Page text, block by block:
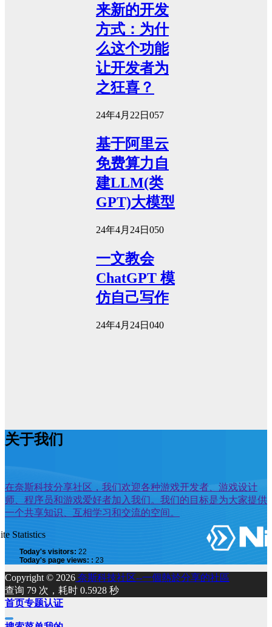
来新的开发
方式：为什
么这个功能
让开发者为
之狂喜？
24年4月22日 057
基于阿里云
免费算力自
建LLM(类
GPT)大模型
24年4月24日 050
一文教会
ChatGPT 模
仿自己写作
24年4月24日 040
关于我们
在奈斯科技分享社区，我们欢迎各种游戏开发者、游戏设计
师、程序员和游戏爱好者加入我们。我们的目标是为大家提供
一个共享知识、互相学习和交流的空间。
Statistics
Today's visitors: 22
Today's page views: : 23
Copyright © 2026 奈斯科技社区--一個熱於分享的社區
查询 79 次，耗时 0.5928 秒
首页专题认证